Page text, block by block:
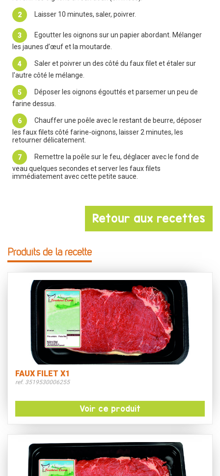
Laisser 10 minutes, saler, poivrer.
Egoutter les oignons sur un papier abordant. Mélanger
les jaunes d’œuf et la moutarde.
Saler et poivrer un des côté du faux filet et étaler sur
l'autre côté le mélange.
Déposer les oignons égouttés et parsemer un peu de
farine dessus.
Chauffer une poêle avec le restant de beurre, déposer
les faux filets côté farine-oignons, laisser 2 minutes, les
retourner délicatement.
Remettre la poêle sur le feu, déglacer avec le fond de
veau quelques secondes et server les faux filets
immédiatement avec cette petite sauce.
Retour aux recettes
Produits de la recette
FAUX FILET X1
ref. 3519530006255
Voir ce produit